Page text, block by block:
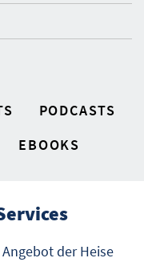
PODCASTS
EBOOKS
der Heise